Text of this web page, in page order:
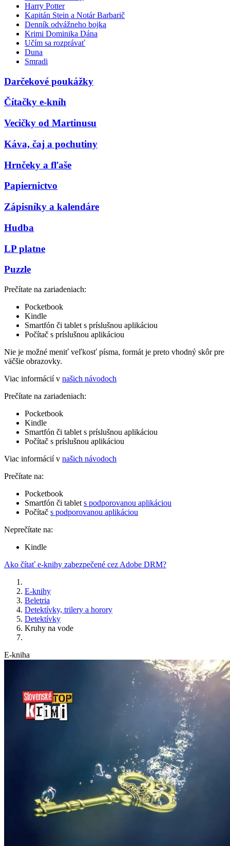
Harry Potter
Kapitán Stein a Notár Barbarič
Denník odvážneho bojka
Krimi Dominika Dána
Učím sa rozprávať
Duna
Smradi
Darčekové poukážky
Čítačky e-kníh
Vecičky od Martinusu
Káva, čaj a pochutiny
Hrnčeky a fľaše
Papiernictvo
Zápisníky a kalendáre
Hudba
LP platne
Puzzle
Prečítate na zariadeniach:
Pocketbook
Kindle
Smartfón či tablet s príslušnou aplikáciou
Počítač s príslušnou aplikáciou
Nie je možné meniť veľkosť písma, formát je preto vhodný skôr pre
väčšie obrazovky.
Viac informácií v našich návodoch
Prečítate na zariadeniach:
Pocketbook
Kindle
Smartfón či tablet s príslušnou aplikáciou
Počítač s príslušnou aplikáciou
Viac informácií v našich návodoch
Prečítate na:
Pocketbook
Smartfón či tablet s podporovanou aplikáciou
Počítač s podporovanou aplikáciou
Neprečítate na:
Kindle
Ako čítať e-knihy zabezpečené cez Adobe DRM?
E-knihy
Beletria
Detektívky, trilery a horory
Detektívky
Kruhy na vode
E-kniha